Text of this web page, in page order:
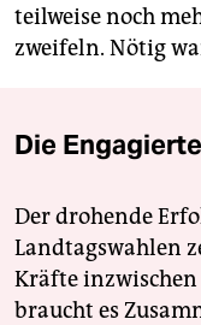
teilweise noch
zweifeln. Nötig
Die
Der drohende
Landtagswahlen
Kräfte inzwischen
braucht es